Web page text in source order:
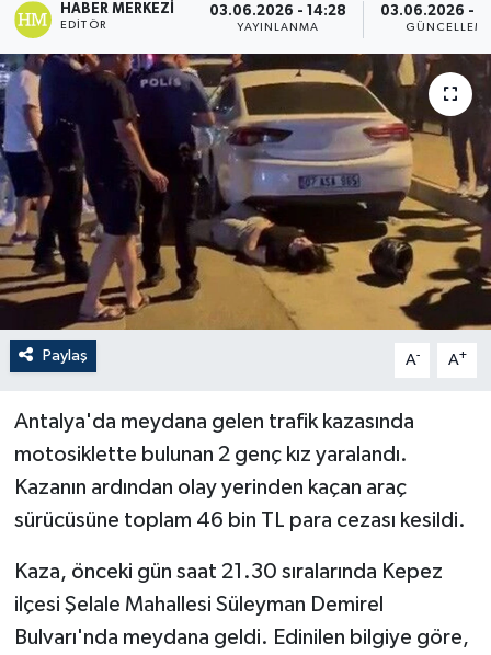
HABER MERKEZI
EDITÖR
03.06.2026 - 14:28
YAYINLANMA
03.06.2026 -
Paylaş A- A+
Antalya'da meydana gelen trafik kazasında
motosiklette bulunan 2 genç kız yaralandı.
Kazanın ardından olay yerinden kaçan araç
sürücüsüne toplam 46 bin TL para cezası kesildi.
Kaza, önceki gün saat 21.30 sıralarında Kepez
ilçesi Şelale Mahallesi Süleyman Demirel
Bulvarı'nda meydana geldi. Edinilen bilgiye göre,